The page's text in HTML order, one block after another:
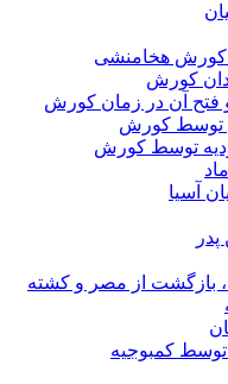
کورش هخامنشی
کورش
فتح آن در زمان کورش
توسط کورش
توسط کورش
آسیا
، بازگشت از مصر و کشته
کمبوجیه